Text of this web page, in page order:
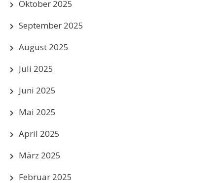
Oktober 2025
September 2025
August 2025
Juli 2025
Juni 2025
Mai 2025
April 2025
März 2025
Februar 2025